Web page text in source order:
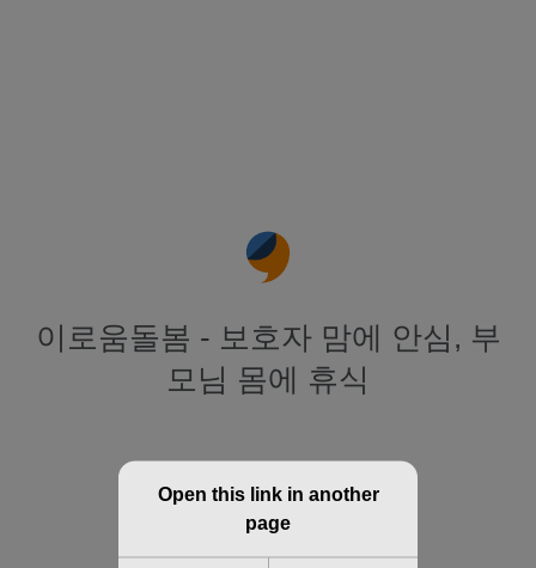
이로움돌봄 - 보호자 맘에 안심, 부
모님 몸에 휴식